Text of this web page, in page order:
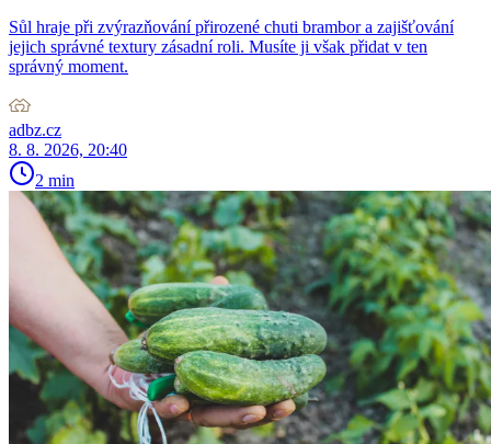
Sůl hraje při zvýrazňování přirozené chuti brambor a zajišťování
jejich správné textury zásadní roli. Musíte ji však přidat v ten
správný moment.
adbz.cz
8. 8. 2026, 20:40
2 min